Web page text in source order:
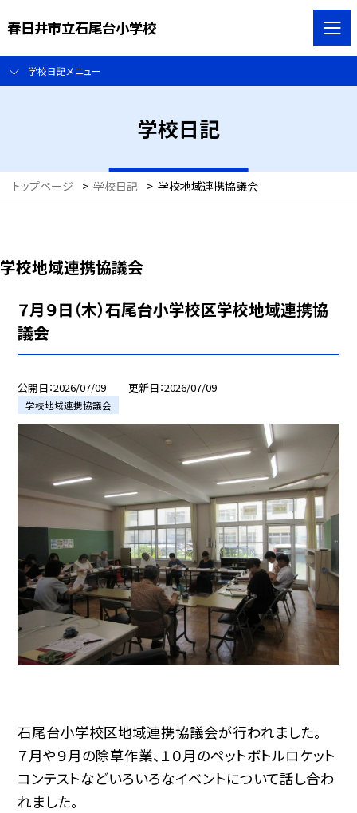
春日井市立石尾台小学校
学校日記メニュー
学校日記
トップページ > 学校日記 > 学校地域連携協議会
学校地域連携協議会
７月９日（木）石尾台小学校区学校地域連携協
議会
公開日 2026/07/09 更新日 2026/07/09
学校地域連携協議会
石尾台小学校区地域連携協議会が行われました。
７月や９月の除草作業、１０月のペットボトルロケット
コンテストなどいろいろなイベントについて話し合わ
れました。